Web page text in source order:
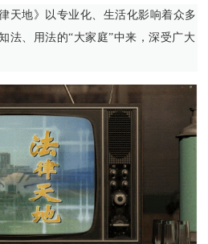
天地》以专业化、生活化影响着众多
法、用法的“大家庭”中来，深受广大